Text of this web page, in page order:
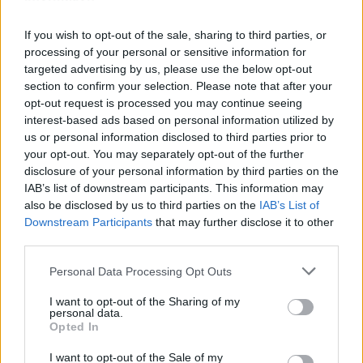
If you wish to opt-out of the sale, sharing to third parties, or
processing of your personal or sensitive information for
targeted advertising by us, please use the below opt-out
section to confirm your selection. Please note that after your
opt-out request is processed you may continue seeing
interest-based ads based on personal information utilized by
us or personal information disclosed to third parties prior to
your opt-out. You may separately opt-out of the further
disclosure of your personal information by third parties on the
IAB’s list of downstream participants. This information may
also be disclosed by us to third parties on the IAB’s List of
Downstream Participants that may further disclose it to other
Please note that this website/app uses one or more Google
not limited to your visit or usage behaviour. You may click to
grant or deny consent to Google and its third-party tags to
use your data for below specified purposes in below Google
consent section.
Personal Data Processing Opt Outs
I want to opt-out of the Sharing of my
personal data.
Opted In
I want to opt-out of the Sale of my
Címkék: #hasbro #splash damage
#transformers:
reactivate
Platformok: PC PlayStation 5 Xbox Series X
Hozzászólások